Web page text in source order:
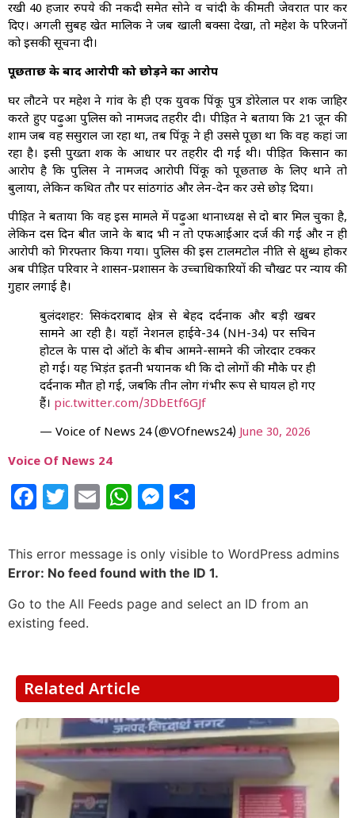
रखी 40 हजार रुपये की नकदी समेत सोने व चांदी के कीमती जेवरात पार कर
दिए। अगली सुबह खेत मालिक ने जब खाली बक्सा देखा, तो महेश के परिजनों
को इसकी सूचना दी।
पूछताछ के बाद आरोपी को छोड़ने का आरोप
घर लौटने पर महेश ने गांव के ही एक युवक पिंकू पुत्र डोरेलाल पर शक जाहिर
करते हुए पढ़ुआ पुलिस को नामजद तहरीर दी। पीड़ित ने बताया कि 21 जून की
शाम जब वह ससुराल जा रहा था, तब पिंकू ने ही उससे पूछा था कि वह कहां जा
रहा है। इसी पुख्ता शक के आधार पर तहरीर दी गई थी। पीड़ित किसान का
आरोप है कि पुलिस ने नामजद आरोपी पिंकू को पूछताछ के लिए थाने तो
बुलाया, लेकिन कथित तौर पर सांठगांठ और लेन-देन कर उसे छोड़ दिया।
पीड़ित ने बताया कि वह इस मामले में पढ़ुआ थानाध्यक्ष से दो बार मिल चुका है,
लेकिन दस दिन बीत जाने के बाद भी न तो एफआईआर दर्ज की गई और न ही
आरोपी को गिरफ्तार किया गया। पुलिस की इस टालमटोल नीति से क्षुब्ध होकर
अब पीड़ित परिवार ने शासन-प्रशासन के उच्चाधिकारियों की चौखट पर न्याय की
गुहार लगाई है।
बुलंदशहर: सिकंदराबाद क्षेत्र से बेहद दर्दनाक और बड़ी खबर
सामने आ रही है। यहाँ नेशनल हाईवे-34 (NH-34) पर सचिन
होटल के पास दो ऑटो के बीच आमने-सामने की जोरदार टक्कर
हो गई। यह भिड़ंत इतनी भयानक थी कि दो लोगों की मौके पर ही
दर्दनाक मौत हो गई, जबकि तीन लोग गंभीर रूप से घायल हो गए
हैं। pic.twitter.com/3DbEtf6GJf
— Voice of News 24 (@VOfnews24) June 30, 2026
Voice Of News 24
Facebook
Twitter
EmailWhatsApp
Messenger
This error message is only visible to WordPress admins
Error: No feed found with the ID 1.
Go to the All Feeds page and select an ID from an
existing feed.
Related Article